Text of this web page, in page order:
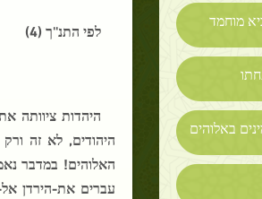
מוחמד
באלוהים
לפי התנ''ך (4)
היהדות ציוותה
היהודים, לא זה